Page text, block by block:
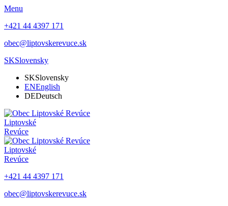
Menu
+421 44 4397 171
obec@liptovskerevuce.sk
SKSlovensky
SKSlovensky
ENEnglish
DEDeutsch
Liptovské
Revúce
Liptovské
Revúce
+421 44 4397 171
obec@liptovskerevuce.sk